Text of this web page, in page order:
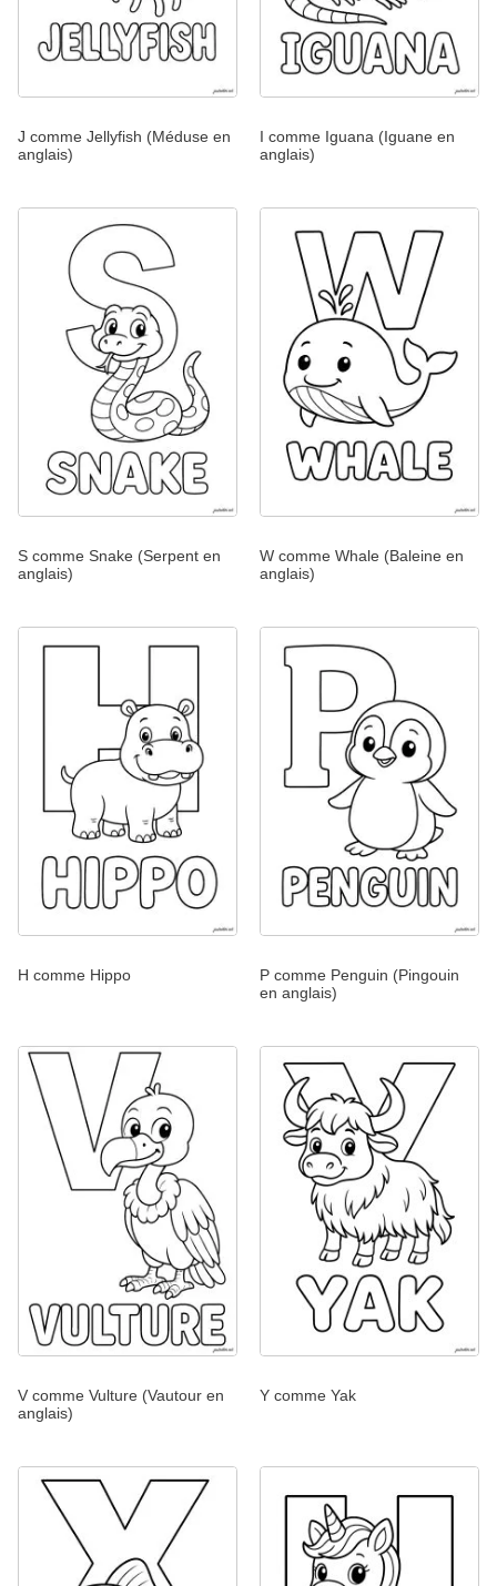
J comme Jellyfish (Méduse en
anglais)
I comme Iguana (Iguane en
anglais)
S comme Snake (Serpent en
anglais)
W comme Whale (Baleine en
anglais)
H comme Hippo
P comme Penguin (Pingouin
en anglais)
V comme Vulture (Vautour en
anglais)
Y comme Yak